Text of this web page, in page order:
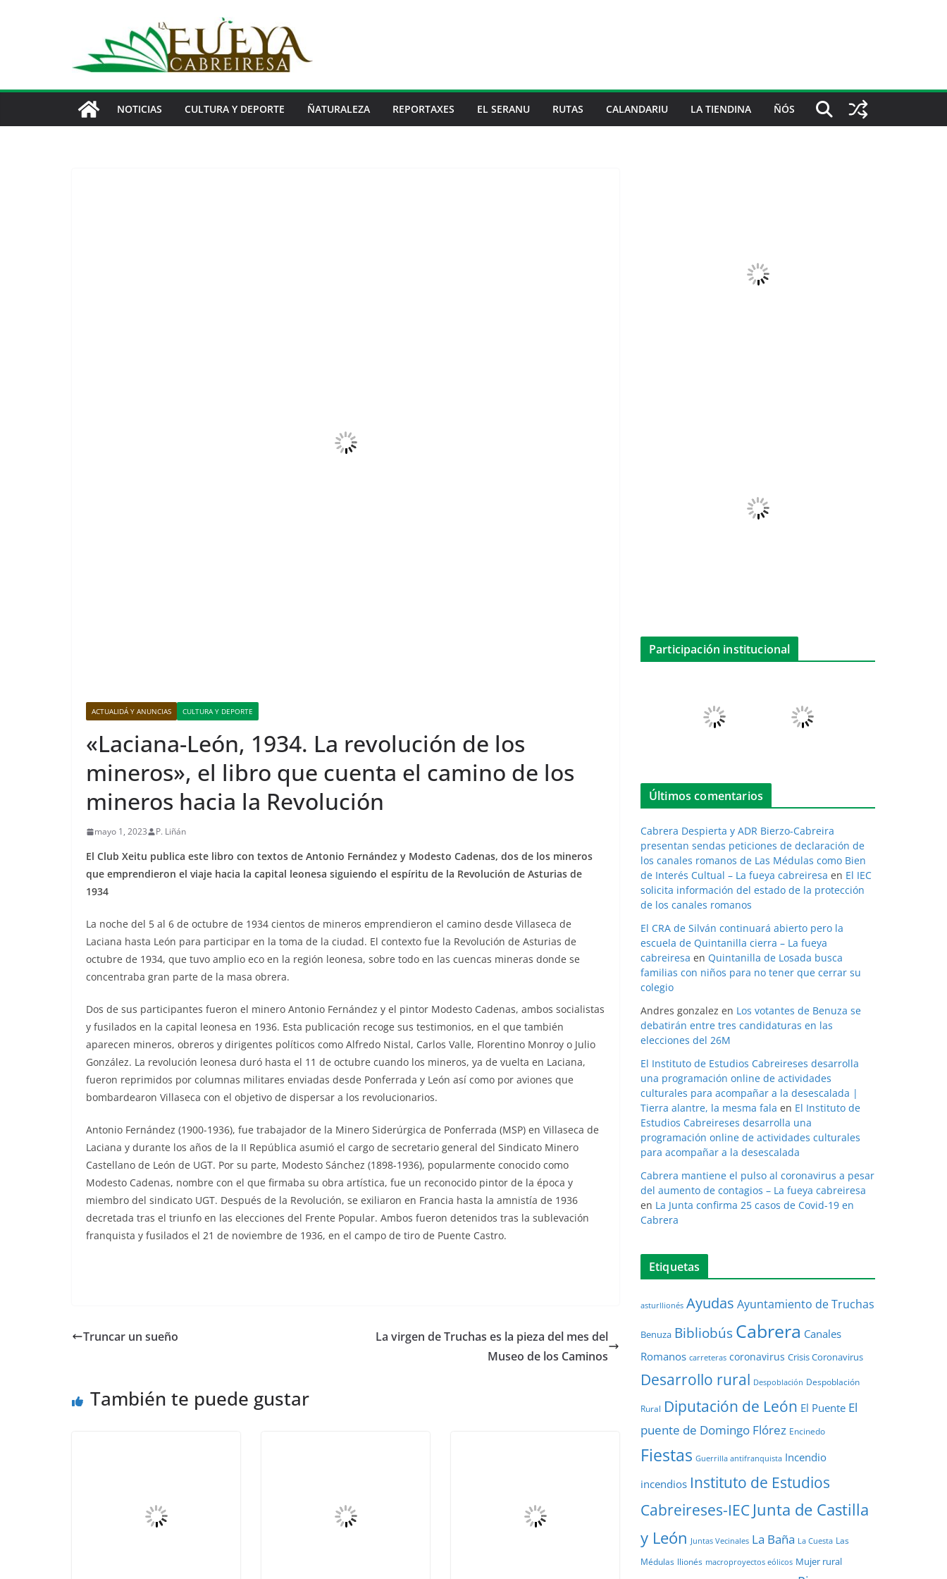
NOTICIAS CULTURA Y DEPORTE ÑATURALEZA REPORTAXES EL SERANU RUTAS CALANDARIU LA TIENDINA ÑÓS
ACTUALIDÁ Y ANUNCIAS CULTURA Y DEPORTE
«Laciana-León, 1934. La revolución de los
mineros», el libro que cuenta el camino de los
mineros hacia la Revolución
mayo 1, 2023 P. Liñán
El Club Xeitu publica este libro con textos de Antonio Fernández y Modesto Cadenas, dos de los mineros
que emprendieron el viaje hacia la capital leonesa siguiendo el espíritu de la Revolución de Asturias de
1934
La noche del 5 al 6 de octubre de 1934 cientos de mineros emprendieron el camino desde Villaseca de
Laciana hasta León para participar en la toma de la ciudad. El contexto fue la Revolución de Asturias de
octubre de 1934, que tuvo amplio eco en la región leonesa, sobre todo en las cuencas mineras donde se
concentraba gran parte de la masa obrera.
Dos de sus participantes fueron el minero Antonio Fernández y el pintor Modesto Cadenas, ambos socialistas
y fusilados en la capital leonesa en 1936. Esta publicación recoge sus testimonios, en el que también
aparecen mineros, obreros y dirigentes políticos como Alfredo Nistal, Carlos Valle, Florentino Monroy o Julio
González. La revolución leonesa duró hasta el 11 de octubre cuando los mineros, ya de vuelta en Laciana,
fueron reprimidos por columnas militares enviadas desde Ponferrada y León así como por aviones que
bombardearon Villaseca con el objetivo de dispersar a los revolucionarios.
Antonio Fernández (1900-1936), fue trabajador de la Minero Siderúrgica de Ponferrada (MSP) en Villaseca de
Laciana y durante los años de la II República asumió el cargo de secretario general del Sindicato Minero
Castellano de León de UGT. Por su parte, Modesto Sánchez (1898-1936), popularmente conocido como
Modesto Cadenas, nombre con el que firmaba su obra artística, fue un reconocido pintor de la época y
miembro del sindicato UGT. Después de la Revolución, se exiliaron en Francia hasta la amnistía de 1936
decretada tras el triunfo en las elecciones del Frente Popular. Ambos fueron detenidos tras la sublevación
franquista y fusilados el 21 de noviembre de 1936, en el campo de tiro de Puente Castro.
Truncar un sueño
La virgen de Truchas es la pieza del mes del
Museo de los Caminos
También te puede gustar
Participación institucional
Últimos comentarios
Cabrera Despierta y ADR Bierzo-Cabreira
presentan sendas peticiones de declaración de
los canales romanos de Las Médulas como Bien
de Interés Cultual – La fueya cabreiresa en El IEC
solicita información del estado de la protección
de los canales romanos
El CRA de Silván continuará abierto pero la
escuela de Quintanilla cierra – La fueya
cabreiresa en Quintanilla de Losada busca
familias con niños para no tener que cerrar su
colegio
Andres gonzalez en Los votantes de Benuza se
debatirán entre tres candidaturas en las
elecciones del 26M
El Instituto de Estudios Cabreireses desarrolla
una programación online de actividades
culturales para acompañar a la desescalada |
Tierra alantre, la mesma fala en El Instituto de
Estudios Cabreireses desarrolla una
programación online de actividades culturales
para acompañar a la desescalada
Cabrera mantiene el pulso al coronavirus a pesar
del aumento de contagios – La fueya cabreiresa
en La Junta confirma 25 casos de Covid-19 en
Cabrera
Etiquetas
asturllionés Ayudas Ayuntamiento de Truchas
Benuza BibliobúsCabrera Canales
Romanos carreteras coronavirus Crisis Coronavirus
Desarrollo rural Despoblación Despoblación
Rural Diputación de León El Puente El
puente de Domingo Flórez Encinedo
Fiestas Guerrilla antifranquista Incendio
incendios Instituto de Estudios
Cabreireses-IEC Junta de Castilla
y León Juntas Vecinales La Baña La Cuesta Las
Médulas llionés macroproyectos eólicos Mujer rural